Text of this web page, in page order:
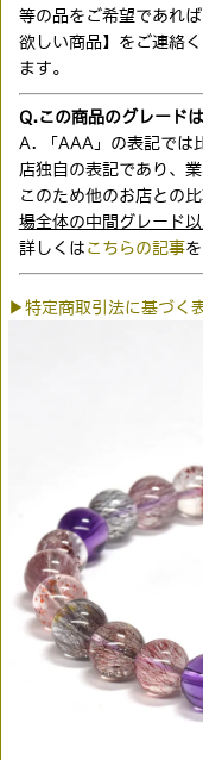
等の品をご希望であれば
欲しい商品】をご連絡
ます。
Q.この商品のグレード
A. 「AAA」の表記では
店独自の表記であり、
このため他のお店との
場全体の中間グレード
詳しくは こちらの記事を
▶特定商取引法に基づく